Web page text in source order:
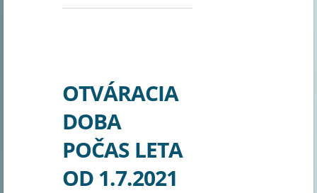
OTVÁRACIA
DOBA
POČAS LETA
OD 1.7.2021